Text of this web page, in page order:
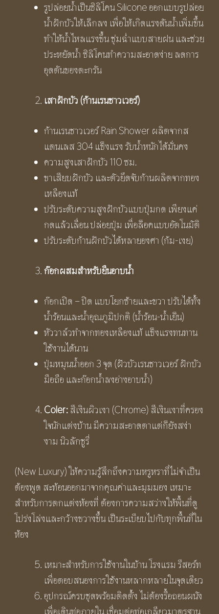
รูปล่อยน้ำเป็นซิลิโคน Silicone ออกแบบรูปล่อย
น้ำฝักบัวให้เล็กลง เพื่อให้เกิดแรงดันน้ำเพิ่มขึ้น
ทำให้น้ำไหลแรงขึ้น ชุ่มฉ่ำแบบสายฝน และช่วย
ประหยัดน้ำ ซิลิโคนทําความสะอาดง่าย ลดการ
อุดตันของตะกรัน
เสาฝักบัว (ก้านเรนชาวเวอร์)
ก้านเรนชาวเวอร์ Rain Shower ผลิตจากส
แตนเลส 304 แข็งแรง รับน้ำหนักได้มั่นคง
ความสูงเสาฝักบัว 110 ซม.
ขาเสียบฝักบัว และตัวยึดจับก้านผลิตจากทอง
เหลืองแท้
ปรับระดับความสูงฝักบัวแบบปุ่มกด เพียงแค่
กดแล้วเลื่อน ปล่อยปุ่ม เพื่อล็อคแบบอัตโนมัติ
ปรับระดับก้านฝักบัวได้หลายองศา (ก้ม-เงย)
ก๊อกผสมสำหรับยืนอาบน้ำ
ก๊อกเปิด – ปิด แบบโยกซ้ายและขวา ปรับได้ทั้ง
น้ำร้อนและน้ำอุณภูมิปกติ (น้ำร้อน-น้ำเย็น)
หัววาล์วทำจากทองเหลืองแท้ แข็งแรงทนทาน
ใช้งานได้นาน
ปุ่มหมุนน้ำออก 3 จุด (ฝัวบัวเรนชาวเวอร์ ฝักบัว
มือถือ และก๊อกน้ำลงอ่างอาบน้ำ)
Coler:สีเงินผิวเงา (Chrome) สีเงินเงาที่ครอง
ใจนักแต่งบ้าน มีความสะอาดตาแต่ก็ยังสง่า
งาม นิวลักชูรี่
(New Luxury) ให้ความรู้สึกถึงความหรูหราที่ไม่จำเป็น
ต้องพูด สะท้อนออกมาจากคุณค่าและมุมมอง เหมาะ
สำหรับการตกแต่งห้องที่ ต้องการความสว่างให้พื้นที่ดู
โปร่งโล่งและกว้างขวางขึ้น เป็นระเบียบไปกับทุกพื้นที่ใน
ห้อง
เหมาะสำหรับการใช้งานในบ้าน โรงแรม รีสอร์ท
เพื่อตอบสนองการใช้งานหลากหลายในจุดเดียว
อุปกรณ์ครบชุดพร้อมติดตั้ง ไม่ต้องรื้อถอนผนัง